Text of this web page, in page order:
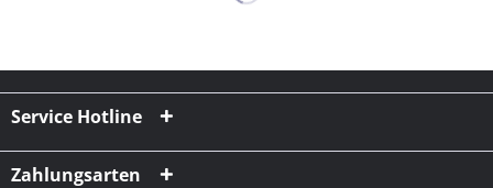
Service Hotline
Zahlungsarten